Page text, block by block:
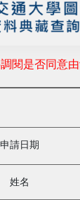
閱是否同意
申請日期
姓名